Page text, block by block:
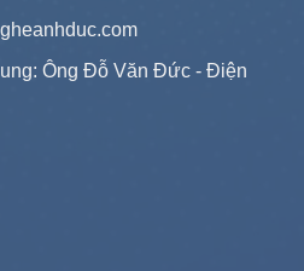
Ông Đỗ Văn Đức - Điện